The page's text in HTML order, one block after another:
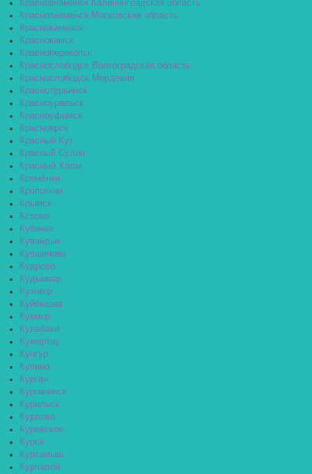
Краснознаменск Калининградская область
Краснознаменск Московская область
Краснокаменск
Краснокамск
Красноперекопск
Краснослободск Волгоградская область
Краснослободск Мордовия
Краснотурьинск
Красноуральск
Красноуфимск
Красноярск
Красный Кут
Красный Сулин
Красный Холм
Кремёнки
Кропоткин
Крымск
Кстово
Кубинка
Кувандык
Кувшиново
Кудрово
Кудымкар
Кузнецк
Куйбышев
Кукмор
Кулебаки
Кумертау
Кунгур
Купино
Курган
Курганинск
Курильск
Курлово
Куровское
Курск
Куртамыш
Курчалой